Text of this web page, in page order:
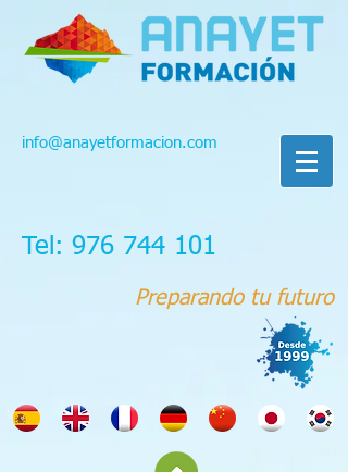
info@anayetformacion.com
Tel: 976 744 101
Preparando tu futuro